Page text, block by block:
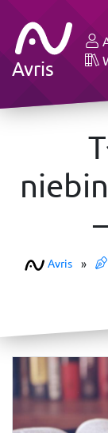
Avris
Avris »